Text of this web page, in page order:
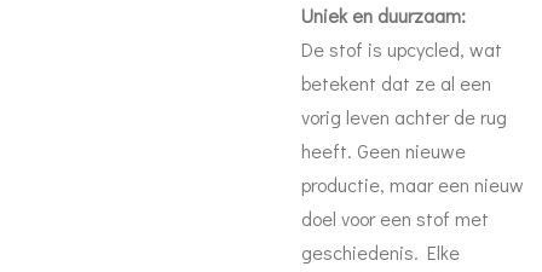
Uniek en duurzaam:
De stof is upcycled, wat
betekent dat ze al een
vorig leven achter de rug
heeft. Geen nieuwe
productie, maar een nieuw
doel voor een stof met
geschiedenis. Elke